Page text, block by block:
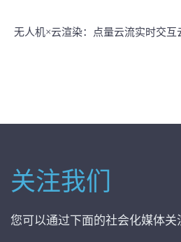
无人机×云渲染：点量云流实时交互
关注我们
您可以通过下面的社会化媒体关